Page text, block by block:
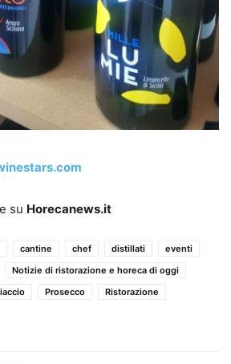
su Horecanews.it
cantine chef distillati
eventi
Notizie di ristorazione e horeca di oggi
Prosecco
Ristorazione